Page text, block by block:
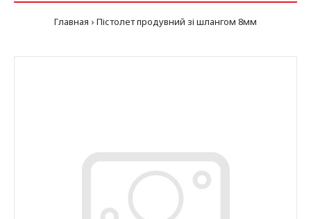
Главная Пістолет продувний зі шлангом 8мм